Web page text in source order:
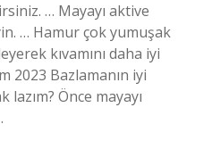
… Mayayı aktive
… Hamur çok yumuşak
kıvamını daha iyi
2023 Bazlamanın iyi
lazım? Önce mayayı